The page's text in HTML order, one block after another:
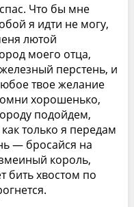
Что бы мне
я идти не могу,
лютой
моего отца,
перстень, и
твое желание
хорошенько,
подойдем,
только я передам
— бросайся на
король,
бить хвостом по